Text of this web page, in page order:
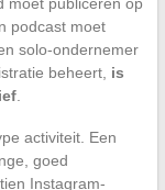
podcast moet
solo-ondernemer
beheert, is
.
activiteit. Een
goed
Instagram-